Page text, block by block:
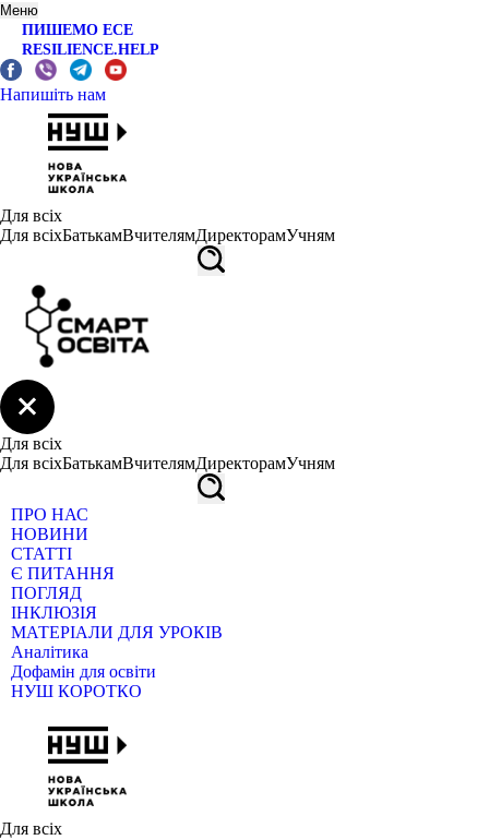
Меню
ПИШЕМО ЕСЕ
RESILIENCE.HELP
Напишіть нам
Для всіх
Для всіхБатькамВчителямДиректорамУчням
Для всіх
Для всіхБатькамВчителямДиректорамУчням
ПРО НАС
НОВИНИ
СТАТТІ
Є ПИТАННЯ
ПОГЛЯД
ІНКЛЮЗІЯ
МАТЕРІАЛИ ДЛЯ УРОКІВ
Аналітика
Дофамін для освіти
НУШ КОРОТКО
Для всіх